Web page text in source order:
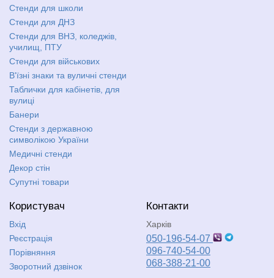
Стенди для школи
Стенди для ДНЗ
Стенди для ВНЗ, коледжів,
училищ, ПТУ
Стенди для військових
В'їзні знаки та вуличні стенди
Таблички для кабінетів, для
вулиці
Банери
Стенди з державною
символікою України
Медичні стенди
Декор стін
Супутні товари
Користувач
Вхід
Реєстрація
Порівняння
Зворотний дзвінок
Контакти
Харків
050-196-54-07
096-740-54-00
068-388-21-00